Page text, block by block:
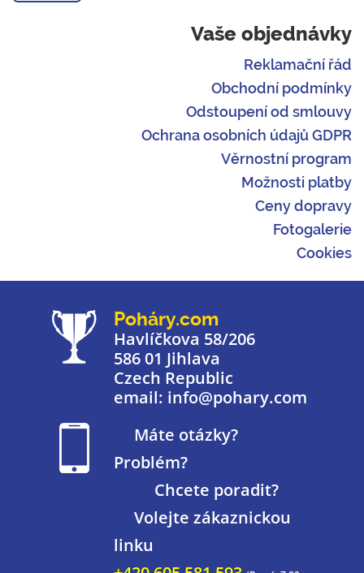
Vaše objednávky
Reklamační řád
Obchodní podmínky
Odstoupení od smlouvy
Ochrana osobních údajů GDPR
Věrnostní program
Možnosti platby
Ceny dopravy
Fotogalerie
Cookies
Poháry.com
Havlíčkova 58/206
586 01 Jihlava
Czech Republic
email: info@pohary.com
Máte otázky?
Problém?
Chcete poradit?
Volejte zákaznickou
linku